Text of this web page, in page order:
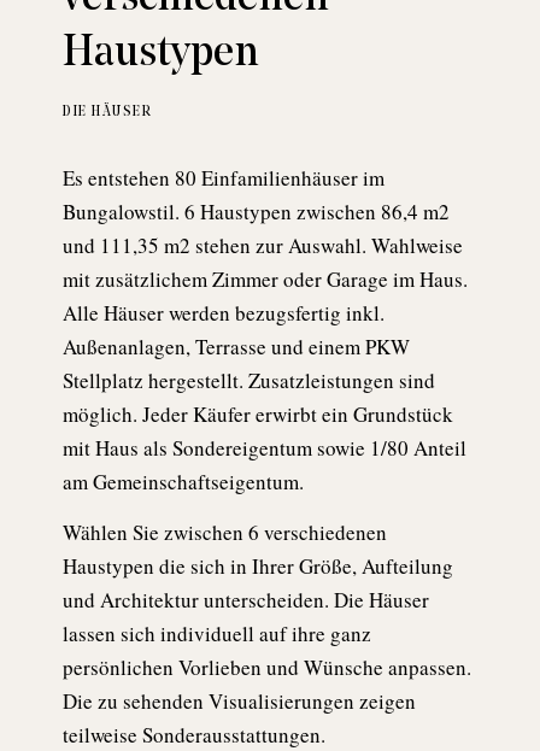
Haustypen
DIE HÄUSER
Es entstehen 80 Einfamilienhäuser im
Bungalowstil. 6 Haustypen zwischen 86,4 m2
und 111,35 m2 stehen zur Auswahl. Wahlweise
mit zusätzlichem Zimmer oder Garage im Haus.
Alle Häuser werden bezugsfertig inkl.
Außenanlagen, Terrasse und einem PKW
Stellplatz hergestellt. Zusatzleistungen sind
möglich. Jeder Käufer erwirbt ein Grundstück
mit Haus als Sondereigentum sowie 1/80 Anteil
am Gemeinschaftseigentum.
Wählen Sie zwischen 6 verschiedenen
Haustypen die sich in Ihrer Größe, Aufteilung
und Architektur unterscheiden. Die Häuser
lassen sich individuell auf ihre ganz
persönlichen Vorlieben und Wünsche anpassen.
Die zu sehenden Visualisierungen zeigen
teilweise Sonderausstattungen.